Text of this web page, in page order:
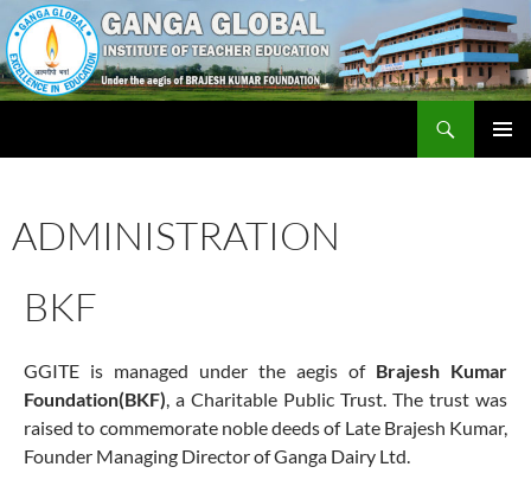
Skip
to
content
ADMINISTRATION
BKF
GGITE is managed under the aegis of Brajesh Kumar
Foundation(BKF), a Charitable Public Trust. The trust was
raised to commemorate noble deeds of Late Brajesh Kumar,
Founder Managing Director of Ganga Dairy Ltd.